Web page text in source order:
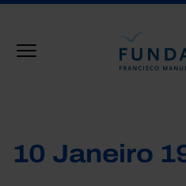
10 Janeiro